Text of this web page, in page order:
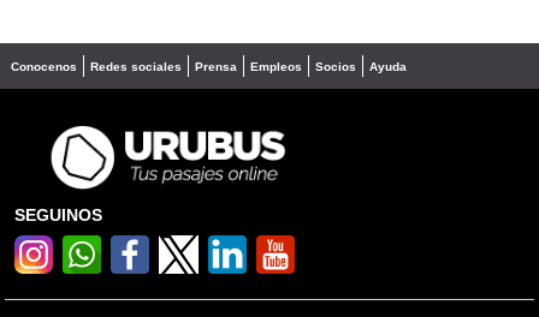
Conocenos Redes sociales Prensa Empleos Socios Ayuda
SEGUINOS